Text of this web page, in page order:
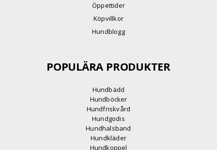
Öppettider
Köpvillkor
Hundblogg
POPULÄRA PRODUKTER
Hundbädd
Hundböcker
Hundfriskvård
Hundgodis
Hundhalsband
Hundkläder
Hundkoppel